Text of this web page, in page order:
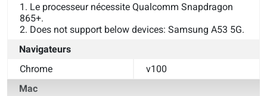
1. Le processeur nécessite Qualcomm Snapdragon
865+.
2. Does not support below devices: Samsung A53 5G.
Navigateurs
Chrome
v100
Mac